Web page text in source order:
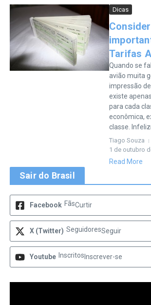
Dicas
Tarifas
Quando se
avião muita
impressão
existe
para cada
econômica,
classe.
Tiago Souza
1 de outubro
Read More
Sair do Brasil
Facebook FãsCurtir
X (Twitter) SeguidoresSeguir
Youtube Inscritos Inscrever-se